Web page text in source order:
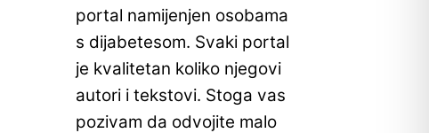
portal namijenjen osobama
s dijabetesom. Svaki portal
je kvalitetan koliko njegovi
autori i tekstovi. Stoga vas
pozivam da odvojite malo